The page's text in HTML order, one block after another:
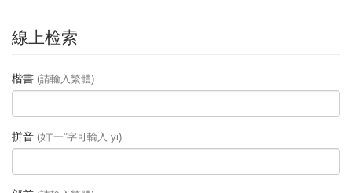
線上检索
楷書 (請輸入繁體)
拼音 (如“一”字可輸入 yi)